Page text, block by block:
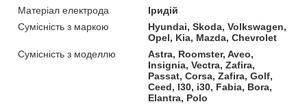
Матеріал електрода
Іридій
Сумісність з маркою
Hyundai, Skoda, Volkswagen,
Opel, Kia, Mazda, Chevrolet
Сумісність з моделлю
Astra, Roomster, Aveo,
Insignia, Vectra, Zafira,
Passat, Corsa, Zafira, Golf,
Ceed, I30, i30, Fabia, Bora,
Elantra, Polo